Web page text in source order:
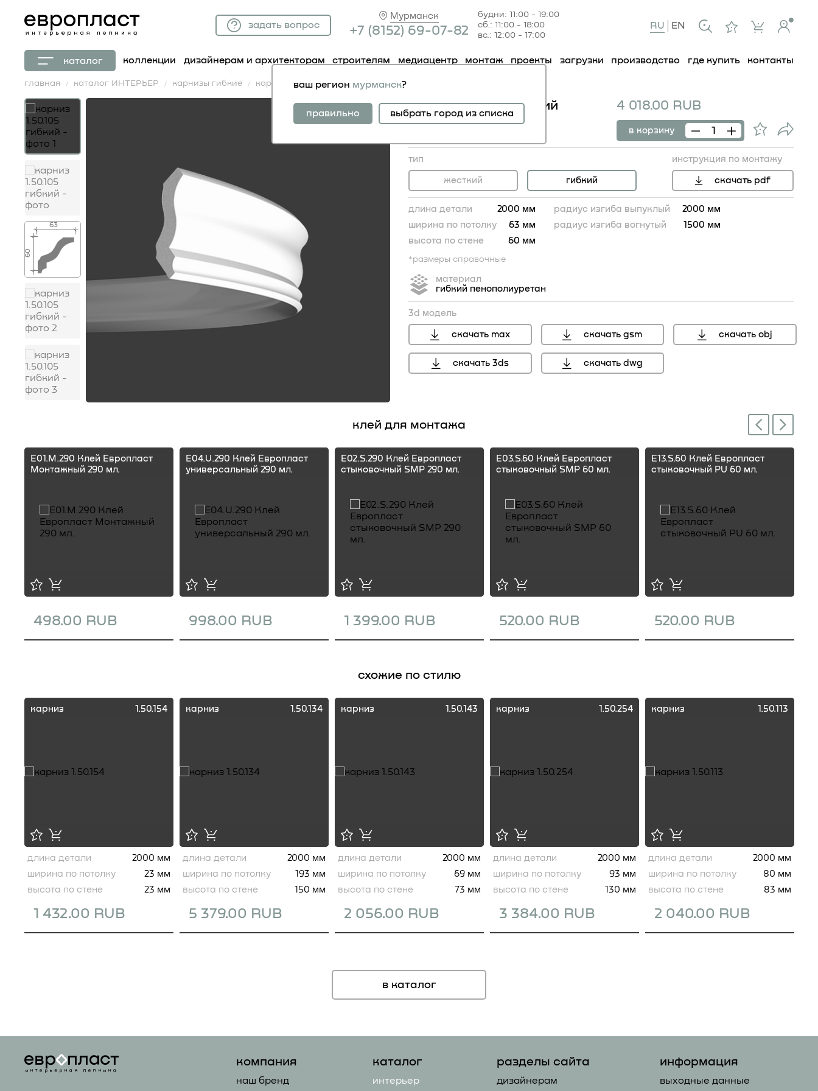
Мурманск
+7 (81 52) 69-07-82
будни: 11:00 - 19:00
сб.: 11:00 - 18:00
вс.: 12:00 - 17:00
задать вопрос RU EN
каталог коллекции дизайнерам и архитекторам строителям медиацентр монтаж проекты загрузки производство где купить контакты
ваш регион мурманск?
правильно выбрать город из списка
главная каталог ИНТЕРЬЕР карнизы гибкие карниз 1.50.105 гибкий
жесткий аналог:
карниз 1.50.105
63
60
карниз 1.50.105 гибкий 4 018.00 RUB
в корзину
тип
жесткий гибкий
инструкция по монтажу
скачать pdf
длина детали
2000 мм
ширина по потолку
63 мм
высота по стене
60 мм
радиус изгиба выпуклый
2000 мм
радиус изгиба вогнутый
1500 мм
*размеры справочные
материал
гибкий пенополиуретан
3d модель
скачать max скачать gsm скачать obj
скачать 3ds скачать dwg
клей для монтажа Previous
E01.M.290 Клей Европласт
Монтажный 290 мл.
498.00 RUB
E04.U.290 Клей Европласт
универсальный 290 мл.
998.00 RUB
E02.S.290 Клей Европласт
стыковочный SMP 290 мл.
1 399.00 RUB
E03.S.60 Клей Европласт
стыковочный SMP 60 мл.
520.00 RUB
E13.S.60 Клей Европласт
стыковочный PU 60 мл.
520.00 RUB
Next
схожие по стилю
карниз 1.50.154
1 432.00 RUB
длина детали
2000 мм
ширина по потолку
23 мм
высота по стене
23 мм
карниз 1.50.134
5 379.00 RUB
длина детали
2000 мм
ширина по потолку
193 мм
высота по стене
150 мм
карниз 1.50.143
2 056.00 RUB
длина детали
2000 мм
ширина по потолку
69 мм
высота по стене
73 мм
карниз 1.50.254
3 384.00 RUB
длина детали
2000 мм
ширина по потолку
93 мм
высота по стене
130 мм
карниз 1.50.113
2 040.00 RUB
длина детали
2000 мм
ширина по потолку
80 мм
высота по стене
83 мм
в каталог
компания
наш бренд
каталог
интерьер
разделы сайта
дизайнерам
информация
выходные данные